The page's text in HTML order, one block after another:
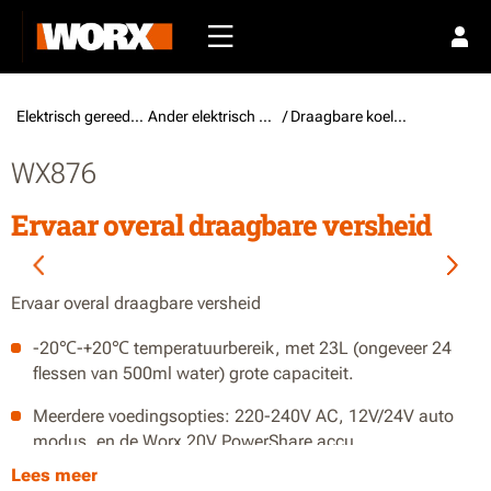
Elektrisch gereedschap / Ander elektrisch gereedschap / Draagbare koelers en vriezers
WX876
Ervaar overal draagbare versheid
Ervaar overal draagbare versheid
-20℃-+20℃ temperatuurbereik, met 23L (ongeveer 24
flessen van 500ml water) grote capaciteit.
Meerdere voedingsopties: 220-240V AC, 12V/24V auto
modus, en de Worx 20V PowerShare accu.
Tot 18,5 uur looptijd met 2*4Ah batterijen. Werkt 18,5 uur
Lees meer